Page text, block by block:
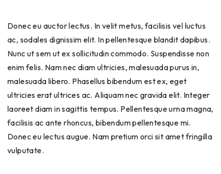
Donec eu auctor lectus. In velit metus, facilisis vel luctus
ac, sodales dignissim elit. In pellentesque blandit dapibus.
Nunc ut sem ut ex sollicitudin commodo. Suspendisse non
enim felis. Nam nec diam ultricies, malesuada purus in,
malesuada libero. Phasellus bibendum est ex, eget
ultricies erat ultrices ac. Aliquam nec gravida elit. Integer
laoreet diam in sagittis tempus. Pellentesque urna magna,
facilisis ac ante rhoncus, bibendum pellentesque mi.
Donec eu lectus augue. Nam pretium orci sit amet fringilla
vulputate.